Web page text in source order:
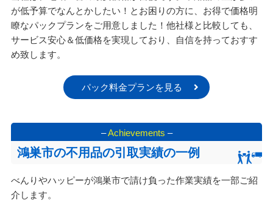
が低予算でなんとかしたい！とお困りの方に、お得で価格明
瞭なパックプランをご用意しました！他社様と比較しても、
サービス安心＆低価格を実現しており、自信を持っておすす
め致します。
パック料金プランを見る
–Achievements –
鴻巣市の不用品の引取実績の一例
べんりやハッピーが鴻巣市で請け負った作業実績を一部ご紹
介します。